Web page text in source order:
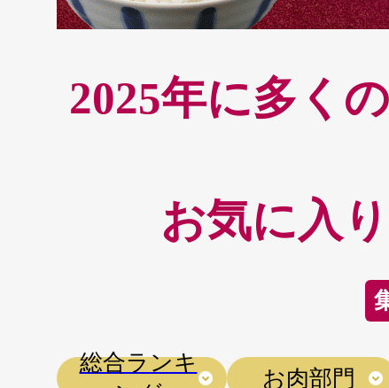
2025年に多く
お気に入
総合ランキ
お肉部門